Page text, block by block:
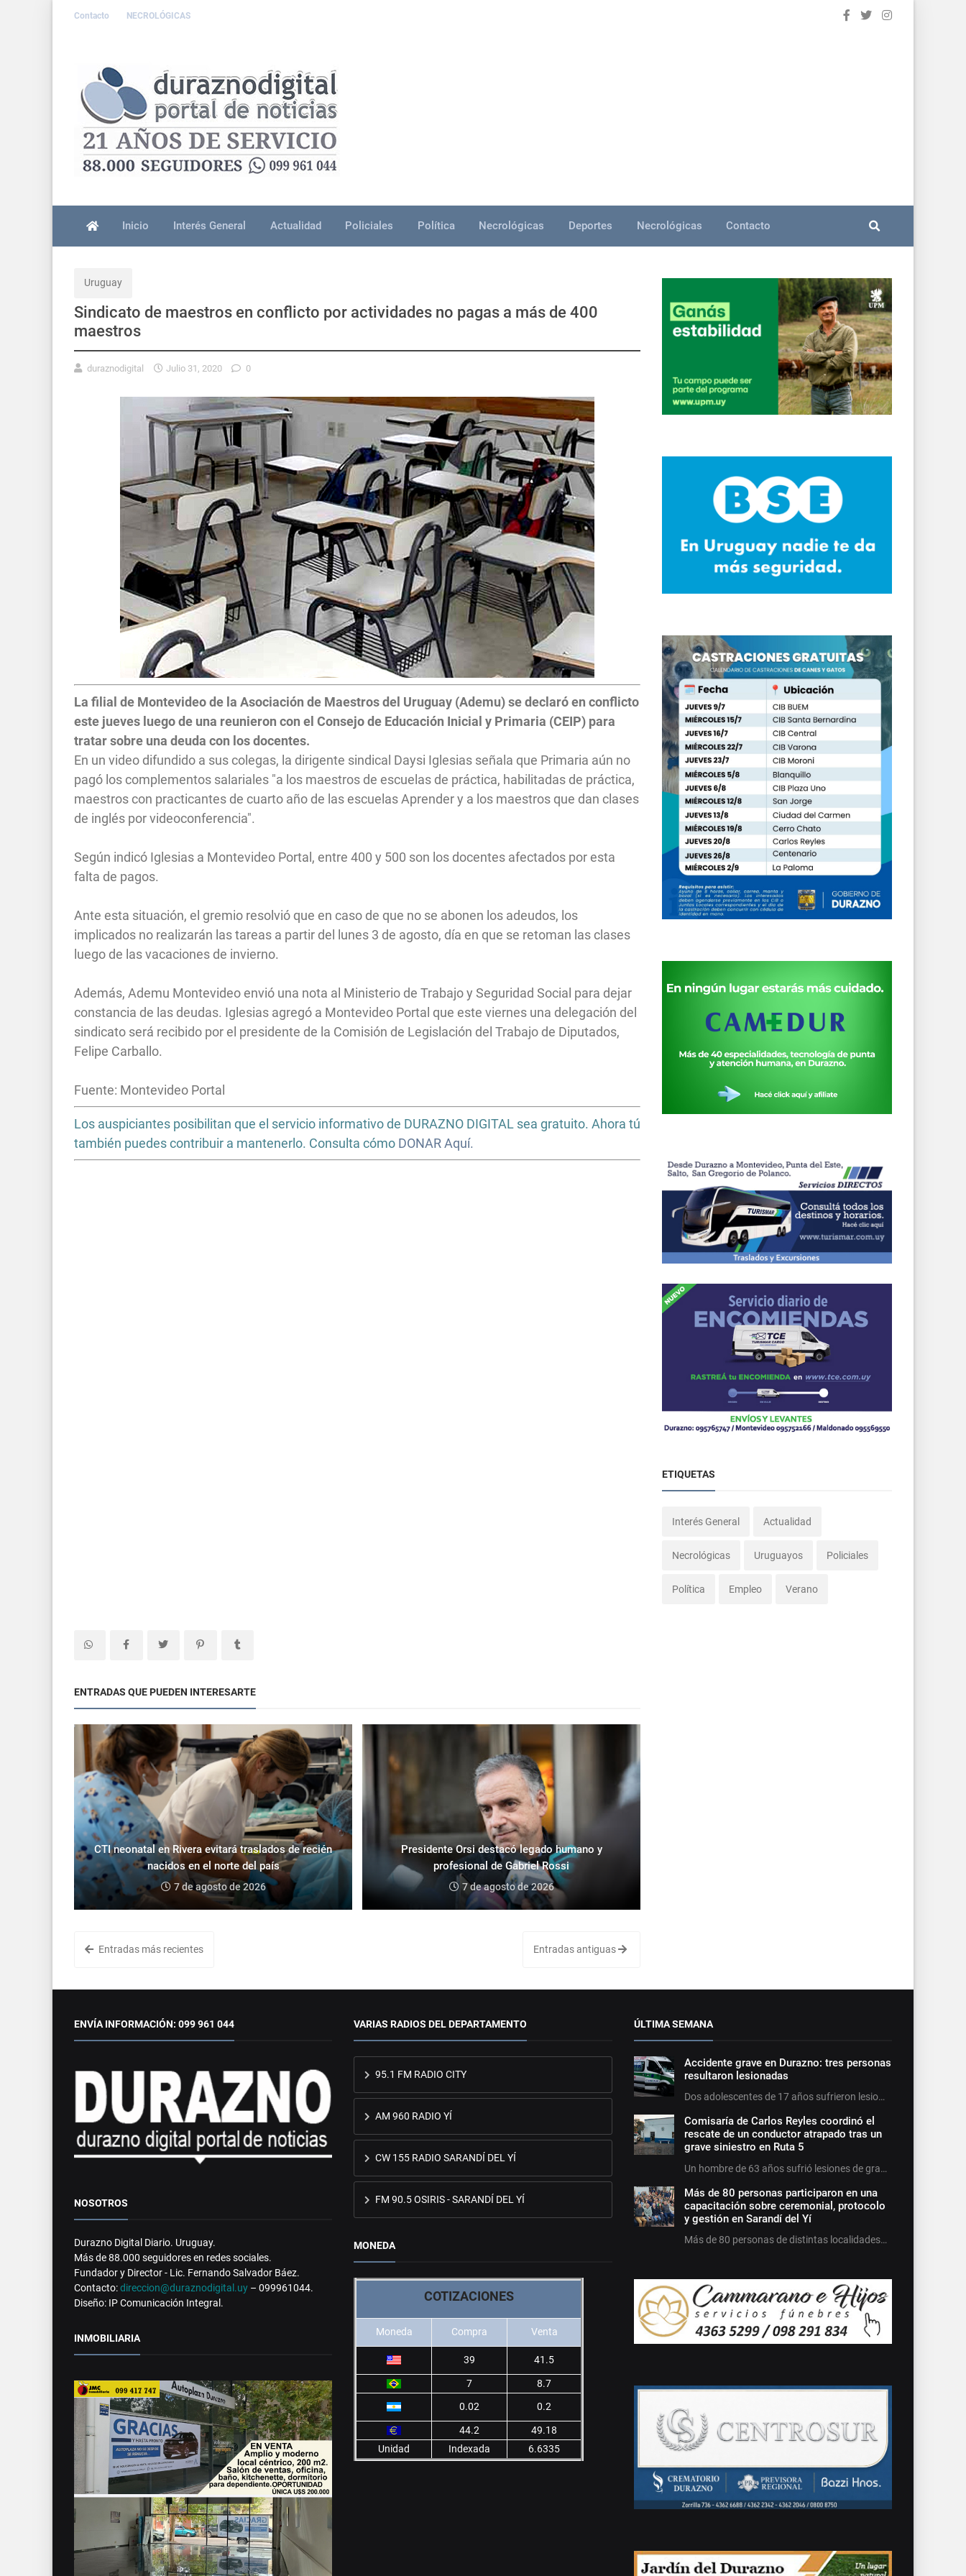
Contacto NECROLÓGICAS
Inicio Interés General Actualidad Policiales Política Necrológicas Deportes Necrológicas Contacto
Uruguay
Sindicato de maestros en conflicto por actividades no pagas a más de 400
maestros
duraznodigital Julio 31, 2020 0
La filial de Montevideo de la Asociación de Maestros del Uruguay (Ademu) se declaró en conflicto
este jueves luego de una reunieron con el Consejo de Educación Inicial y Primaria (CEIP) para
tratar sobre una deuda con los docentes.
En un video difundido a sus colegas, la dirigente sindical Daysi Iglesias señala que Primaria aún no
pagó los complementos salariales "a los maestros de escuelas de práctica, habilitadas de práctica,
maestros con practicantes de cuarto año de las escuelas Aprender y a los maestros que dan clases
de inglés por videoconferencia".
Según indicó Iglesias a Montevideo Portal, entre 400 y 500 son los docentes afectados por esta
falta de pagos.
Ante esta situación, el gremio resolvió que en caso de que no se abonen los adeudos, los
implicados no realizarán las tareas a partir del lunes 3 de agosto, día en que se retoman las clases
luego de las vacaciones de invierno.
Además, Ademu Montevideo envió una nota al Ministerio de Trabajo y Seguridad Social para dejar
constancia de las deudas. Iglesias agregó a Montevideo Portal que este viernes una delegación del
sindicato será recibido por el presidente de la Comisión de Legislación del Trabajo de Diputados,
Felipe Carballo.
Fuente: Montevideo Portal
Los auspiciantes posibilitan que el servicio informativo de DURAZNO DIGITAL sea gratuito. Ahora tú
también puedes contribuir a mantenerlo. Consulta cómo DONAR Aquí.
ENTRADAS QUE PUEDEN INTERESARTE
CTI neonatal en Rivera evitará traslados de recién
nacidos en el norte del país
7 de agosto de 2026
Presidente Orsi destacó legado humano y
profesional de Gabriel Rossi
7 de agosto de 2026
Entradas más recientes Entradas antiguas
ETIQUETAS
Interés General Actualidad
Necrológicas Uruguayos Policiales
Política Empleo Verano
ENVÍA INFORMACIÓN: 099 961 044
NOSOTROS
Durazno Digital Diario. Uruguay.
Más de 88.000 seguidores en redes sociales.
Fundador y Director - Lic. Fernando Salvador Báez.
Contacto:direccion@duraznodigital.uy – 099961044.
Diseño: IP Comunicación Integral.
INMOBILIARIA
VARIAS RADIOS DEL DEPARTAMENTO
95.1 FM RADIO CITY
AM 960 RADIO YÍ
CW 155 RADIO SARANDÍ DEL YÍ
FM 90.5 OSIRIS - SARANDÍ DEL YÍ
MONEDA
COTIZACIONES
Moneda Compra Venta
39 41.5
7
8.7
0.02
0.2
44.2
49.18
Unidad
Indexada 6.6335
ÚLTIMA SEMANA
Accidente grave en Durazno: tres personas
resultaron lesionadas
Dos adolescentes de 17 años sufrieron lesio…
Comisaría de Carlos Reyles coordinó el
rescate de un conductor atrapado tras un
grave siniestro en Ruta 5
Un hombre de 63 años sufrió lesiones de gra…
Más de 80 personas participaron en una
capacitación sobre ceremonial, protocolo
y gestión en Sarandí del Yí
Más de 80 personas de distintas localidades…